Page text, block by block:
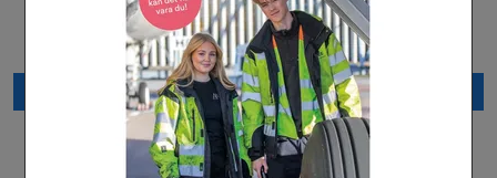
Arabiska
Installatörsföretagen Service i
Sverige AB
Beställ 0kr
framtidsjobb
TYA
Beställ 0kr